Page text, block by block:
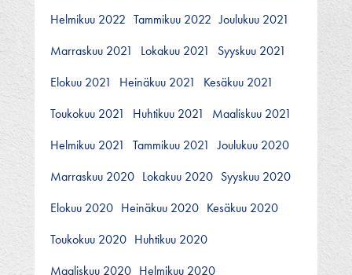
Helmikuu 2022 Tammikuu 2022 Joulukuu 2021
Marraskuu 2021
Lokakuu 2021
Syyskuu 2021
Elokuu 2021
Heinäkuu 2021
Kesäkuu 2021
Toukokuu 2021
Huhtikuu 2021
Maaliskuu 2021
Helmikuu 2021
Tammikuu 2021
Joulukuu 2020
Marraskuu 2020 Lokakuu 2020 Syyskuu 2020
Elokuu 2020 Heinäkuu 2020 Kesäkuu 2020
Toukokuu 2020 Huhtikuu 2020
Maaliskuu 2020 Helmikuu 2020